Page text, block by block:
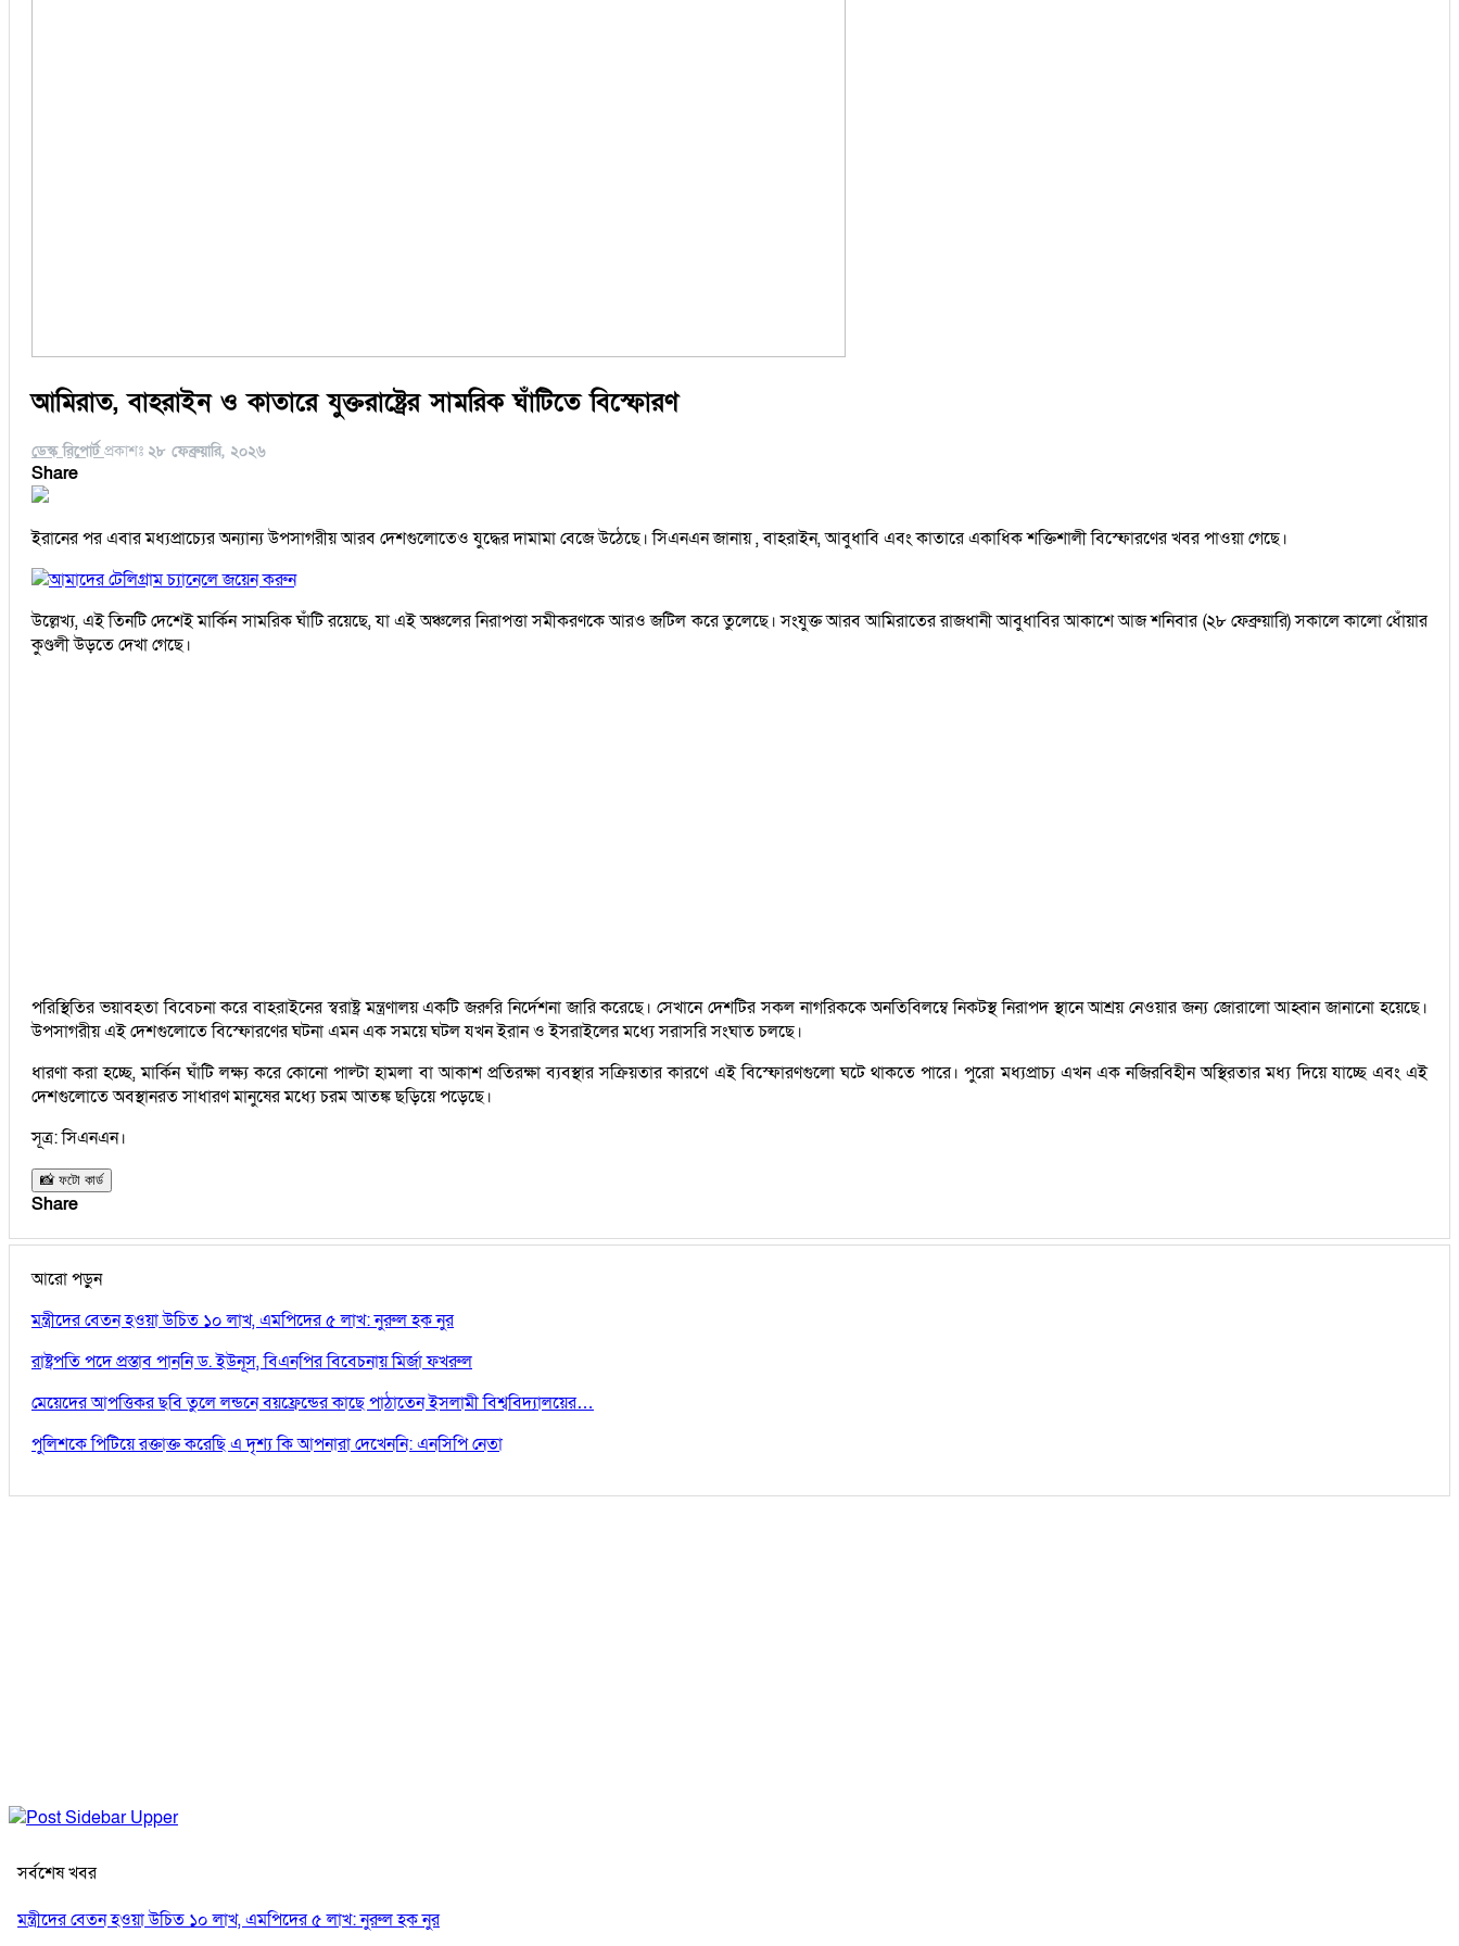
আমিরাত, বাহরাইন ও কাতারে যুক্তরাষ্ট্রের সামরিক ঘাঁটিতে বিস্ফোরণ
ডেস্ক রিপোর্ট প্রকাশঃ ২৮ ফেব্রুয়ারি, ২০২৬
Share
ইরানের পর এবার মধ্যপ্রাচ্যের অন্যান্য উপসাগরীয় আরব দেশগুলোতেও যুদ্ধের দামামা বেজে উঠেছে। সিএনএন জানায় , বাহরাইন, আবুধাবি এবং কাতারে একাধিক শক্তিশালী বিস্ফোরণের খবর পাওয়া গেছে।
আমাদের টেলিগ্রাম চ্যানেলে জয়েন করুন
উল্লেখ্য, এই তিনটি দেশেই মার্কিন সামরিক ঘাঁটি রয়েছে, যা এই অঞ্চলের নিরাপত্তা সমীকরণকে আরও জটিল করে তুলেছে। সংযুক্ত আরব আমিরাতের রাজধানী আবুধাবির আকাশে আজ শনিবার (২৮ ফেব্রুয়ারি) সকালে কালো ধোঁয়ার
কুণ্ডলী উড়তে দেখা গেছে।
পরিস্থিতির ভয়াবহতা বিবেচনা করে বাহরাইনের স্বরাষ্ট্র মন্ত্রণালয় একটি জরুরি নির্দেশনা জারি করেছে। সেখানে দেশটির সকল নাগরিককে অনতিবিলম্বে নিকটস্থ নিরাপদ স্থানে আশ্রয় নেওয়ার জন্য জোরালো আহ্বান জানানো হয়েছে।
উপসাগরীয় এই দেশগুলোতে বিস্ফোরণের ঘটনা এমন এক সময়ে ঘটল যখন ইরান ও ইসরাইলের মধ্যে সরাসরি সংঘাত চলছে।
ধারণা করা হচ্ছে, মার্কিন ঘাঁটি লক্ষ্য করে কোনো পাল্টা হামলা বা আকাশ প্রতিরক্ষা ব্যবস্থার সক্রিয়তার কারণে এই বিস্ফোরণগুলো ঘটে থাকতে পারে। পুরো মধ্যপ্রাচ্য এখন এক নজিরবিহীন অস্থিরতার মধ্য দিয়ে যাচ্ছে এবং এই
দেশগুলোতে অবস্থানরত সাধারণ মানুষের মধ্যে চরম আতঙ্ক ছড়িয়ে পড়েছে।
সূত্র: সিএনএন।
📸 ফটো কার্ড
Share
আরো পড়ুন
মন্ত্রীদের বেতন হওয়া উচিত ১০ লাখ, এমপিদের ৫ লাখ: নুরুল হক নুর
রাষ্ট্রপতি পদে প্রস্তাব পাননি ড. ইউনূস, বিএনপির বিবেচনায় মির্জা ফখরুল
মেয়েদের আপত্তিকর ছবি তুলে লন্ডনে বয়ফ্রেন্ডের কাছে পাঠাতেন ইসলামী বিশ্ববিদ্যালয়ের…
পুলিশকে পিটিয়ে রক্তাক্ত করেছি এ দৃশ্য কি আপনারা দেখেননি: এনসিপি নেতা
সর্বশেষ খবর
মন্ত্রীদের বেতন হওয়া উচিত ১০ লাখ, এমপিদের ৫ লাখ: নুরুল হক নুর